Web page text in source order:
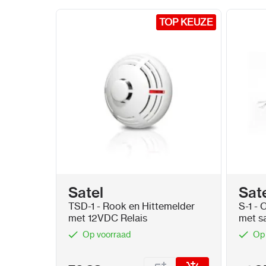
TOP KEUZE
TOP KEUZE
Satel
TSD-1 - Rook en Hittemelder
met 12VDC Relais
Op voorraad
S-1 -
met